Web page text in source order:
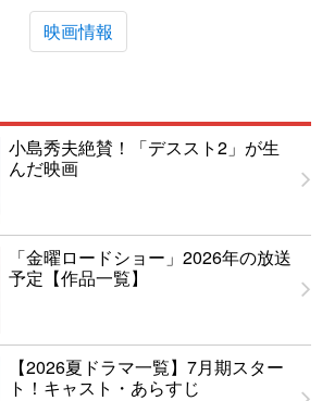
映画情報
小島秀夫絶賛！「デススト2」が生
んだ映画
「金曜ロードショー」2026年の放送
予定【作品一覧】
【2026夏ドラマ一覧】7月期スター
ト！キャスト・あらすじ